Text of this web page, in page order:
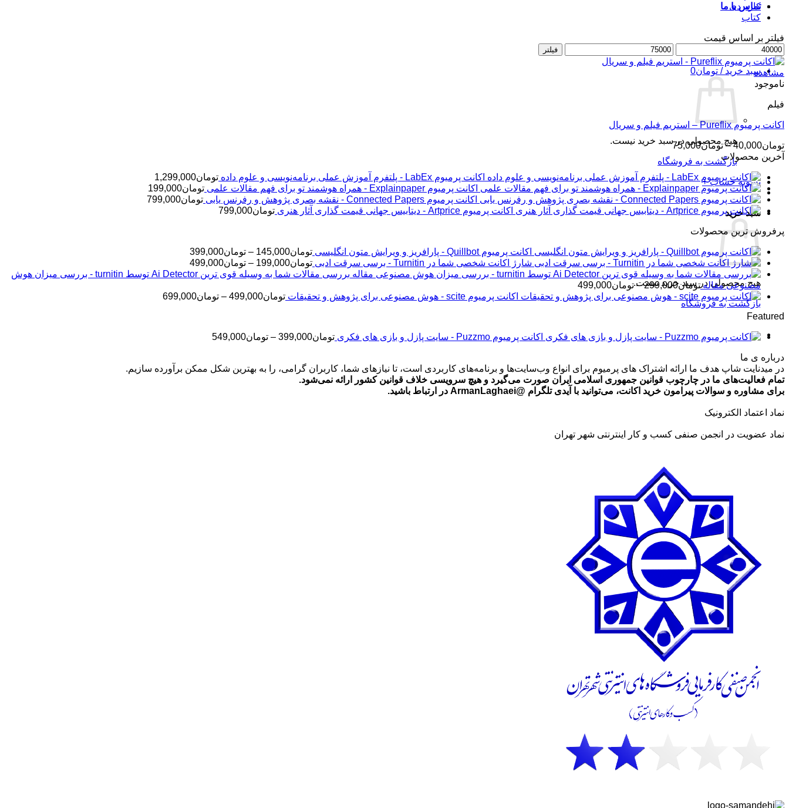
تماس با ما
سبد خرید / تومان0
هیچ محصولی در سبد خرید نیست.
بازگشت به فروشگاه
تسویه حساب +
سبد خرید
هیچ محصولی در سبد خرید نیست.
بازگشت به فروشگاه
کاربردی
کتاب
فیلتر بر اساس قیمت
حداقل
قیمت
حداکثر
قیمت
فیلتر
مشاهده
ناموجود
فیلم
اکانت پرمیوم Pureflix – استریم فیلم و سریال
تومان40,000
– تومان75,000محدوده
قیمت:
تا
تومان75,000
آخرین محصولات
اکانت پرمیوم LabEx - پلتفرم آموزش عملی برنامه‌نویسی و علوم داده تومان1,299,000
اکانت پرمیوم Explainpaper - همراه هوشمند تو برای فهم مقالات علمی
تومان199,000
اکانت پرمیوم Connected Papers - نقشه بصری پژوهش و رفرنس یابی
تومان799,000
اکانت پرمیوم Artprice - دیتابیس جهانی قیمت ‌گذاری آثار هنری
تومان799,000
پرفروش ترین محصولات
اکانت پرمیوم Quillbot - پارافریز و ویرایش متون انگلیسی تومان145,000
– تومان399,000محدوده
قیمت:
تومان145,000
تومان399,000
شارژ اکانت شخصی شما در Turnitin - برسی سرقت ادبی تومان199,000
– تومان499,000محدوده
قیمت:
تا
بررسی مقالات شما به وسیله قوی ترین Ai Detector توسط turnitin - بررسی میزان هوش
مصنوعی مقاله تومان299,000
– تومان499,000محدوده
قیمت:
اکانت پرمیوم scite - هوش مصنوعی برای پژوهش و تحقیقات تومان499,000
– تومان699,000محدوده
Featured
اکانت پرمیوم Puzzmo - سایت پازل و بازی های فکری تومان399,000
– تومان549,000
تا
درباره ی ما
در میدنایت شاپ هدف ما ارائه اشتراک های پرمیوم برای انواع وب‌سایت‌ها و برنامه‌های کاربردی است، تا نیازهای شما، کاربران گرامی، را به بهترین شکل ممکن برآورده سازیم.
تمام فعالیت‌های ما در چارچوب قوانین جمهوری اسلامی ایران صورت می‌گیرد و هیچ سرویسی خلاف قوانین کشور ارائه نمی‌شود.
برای مشاوره و سوالات پیرامون خرید اکانت، می‌توانید با آیدی تلگرام @ArmanLaghaei در ارتباط باشید.
نماد اعتماد الکترونیک
نماد عضویت در انجمن صنفی کسب و کار اینترنتی شهر تهران